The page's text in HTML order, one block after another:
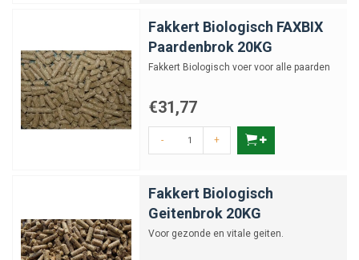
Fakkert Biologisch FAXBIX
Paardenbrok 20KG
Fakkert Biologisch voer voor alle paarden
€31,77
- +
Fakkert Biologisch
Geitenbrok 20KG
Voor gezonde en vitale geiten.